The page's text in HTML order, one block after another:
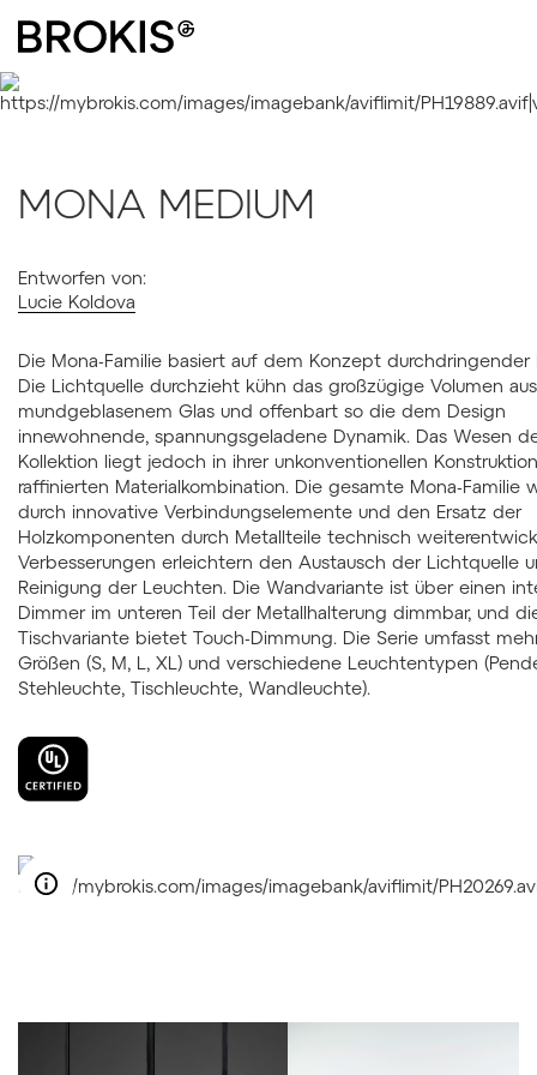
MONA MEDIUM
Entworfen von:
Lucie Koldova
Die Mona-Familie basiert auf dem Konzept durchdringender
Die Lichtquelle durchzieht kühn das großzügige Volumen
mundgeblasenem Glas und offenbart so die dem Design
innewohnende, spannungsgeladene Dynamik. Das Wesen
Kollektion liegt jedoch in ihrer unkonventionellen
raffinierten Materialkombination. Die gesamte Mona-Familie
durch innovative Verbindungselemente und den Ersatz der
Holzkomponenten durch Metallteile technisch
Verbesserungen erleichtern den Austausch der Lichtquelle
Reinigung der Leuchten. Die Wandvariante ist über einen
Dimmer im unteren Teil der Metallhalterung dimmbar, und
Tischvariante bietet Touch-Dimmung. Die Serie umfasst
Größen (S, M, L, XL) und verschiedene Leuchtentypen
Stehleuchte, Tischleuchte, Wandleuchte).